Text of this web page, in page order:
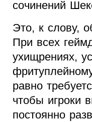
сочинений
Это, к слову,
При всех
ухищрениях,
равно
чтобы игроки
постоянно